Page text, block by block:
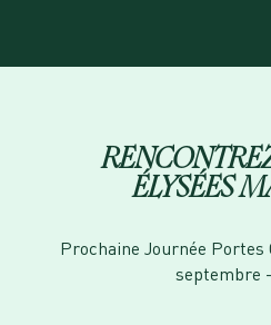
ÉLYSÉES
Prochaine Journée Portes
septembre